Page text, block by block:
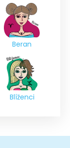
Beran
Blíženci